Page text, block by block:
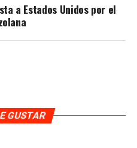
a Estados Unidos por el
GUSTAR